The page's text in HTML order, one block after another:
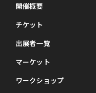
開催概要
チケット
出展者一覧
マーケット
ワークショップ